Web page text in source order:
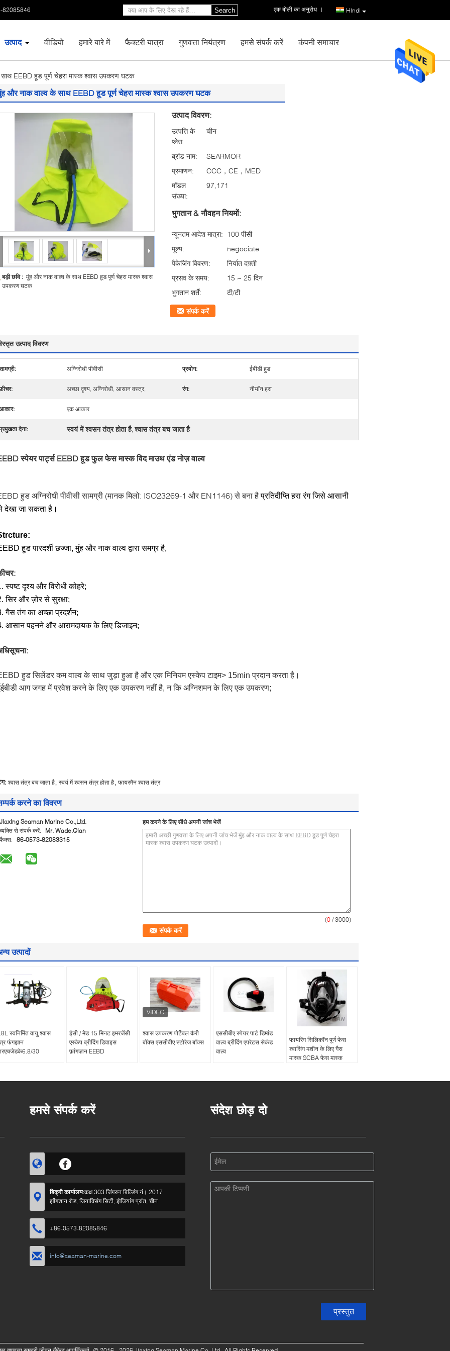
82085846 Hindi
एक बोली का अनुरोध |
Search
उत्पाद वीडियो हमारे बारे में फैक्टरी यात्रा गुणवत्ता नियंत्रण हमसे संपर्क करें कंपनी समाचार
EEBD हूड पूर्ण चेहरा मास्क श्वास उपकरण घटक
और नाक वाल्व के साथ EEBD हूड पूर्ण चेहरा मास्क श्वास उपकरण घटक
बड़ी छवि : मुंह और नाक वाल्व के साथ EEBD हूड पूर्ण चेहरा मास्क श्वास
उपकरण घटक
उत्पाद विवरण:
उत्पत्ति के
प्लेस:
चीन
ब्रांड नाम:
SEARMOR
प्रमाणन:
CCC，CE，MED
मॉडल
संख्या:
97,171
भुगतान & नौवहन नियमों:
न्यूनतम आदेश मात्रा: 100 पीसी
मूल्य:
negociate
पैकेजिंग विवरण:
निर्यात दफ़्ती
प्रसव के समय:
15 ~ 25 दिन
भुगतान शर्तें:
टी/टी
संपर्क करें
उत्पाद विवरण
अग्निरोधी पीवीसी प्रयोग: ईबीडी हुड
अच्छा दृश्य, अग्निरोधी, आसान वस्त्र, रंग: नीयॉन हरा
एक आकार
देना: स्वयं में श्वसन तंत्र होता है,श्वास तंत्र बच जाता है
स्पेयर पार्ट्स EEBD हूड फुल फेस मास्क विद माउथ एंड नोज़ वाल्व
हुड अग्निरोधी पीवीसी सामग्री (मानक मिलो: ISO23269-1 और EN1146) से बना है प्रतिदीप्ति हरा रंग जिसे आसानी
देखा जा सकता है।
हूड पारदर्शी छज्जा, मुंह और नाक वाल्व द्वारा समग्र है,
स्पष्ट दृश्य और विरोधी कोहरे;
सिर और ज़ोर से सुरक्षा;
गैस तंग का अच्छा प्रदर्शन;
आसान पहनने और आरामदायक के लिए डिजाइन;
हुड सिलेंडर कम वाल्व के साथ जुड़ा हुआ है और एक मिनियम एस्केप टाइम> 15min प्रदान करता है।
आग जगह में प्रवेश करने के लिए एक उपकरण नहीं है, न कि अग्निशमन के लिए एक उपकरण;
श्वास तंत्र बच जाता है स्वयं में श्वसन तंत्र होता है फायरमैन श्वास तंत्र
करने का विवरण
Jiaxing Seaman Marine Co.,Ltd.
व्यक्ति से संपर्क करें:
Mr. Wade.Qian
फैक्स: 86-0573-82083315
हम करने के लिए सीधे अपनी जांच भेजें
(0 / 3000)
उत्पादों
स्वनिर्मित वायु श्वास
फंगझान
30
ईसी / मेड 15 मिनट इमरजेंसी
एस्केप ब्रीदिंग डिवाइस
फ़ांगज़ान EEBD
श्वास उपकरण पोर्टेबल कैरी
बॉक्स एससीबीए स्टोरेज बॉक्स
एससीबीए स्पेयर पार्ट डिमांड
वाल्व ब्रीदिंग एपरेटस सेकंड
वाल्व
फायरिंग सिलिकॉन पूर्ण फेस
श्वासिंग मशीन के लिए गैस
मास्क SCBA फेस मास्क
हमसे संपर्क करें
बिक्री कार्यालय:कक्ष 303 जिंगरुन बिल्डिंग नं। 2017
झोंगशान रोड, जियाक्सिंग सिटी, झेजियांग प्रांत, चीन
+86-0573-82085846
info@seaman-marine.com
संदेश छोड़ दो